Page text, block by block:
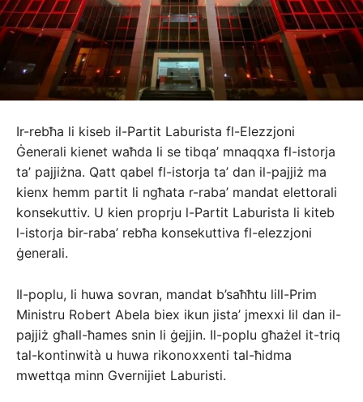
Ir-rebħa li kiseb il-Partit Laburista fl-Elezzjoni
Ġenerali kienet waħda li se tibqa’ mnaqqxa fl-istorja
ta’ pajjiżna. Qatt qabel fl-istorja ta’ dan il-pajjiż ma
kienx hemm partit li ngħata r-raba’ mandat elettorali
konsekuttiv. U kien proprju l-Partit Laburista li kiteb
l-istorja bir-raba’ rebħa konsekuttiva fl-elezzjoni
ġenerali.
Il-poplu, li huwa sovran, mandat b’saħħtu lill-Prim
Ministru Robert Abela biex ikun jista’ jmexxi lil dan il-
pajjiż għall-ħames snin li ġejjin. Il-poplu għażel it-triq
tal-kontinwità u huwa rikonoxxenti tal-ħidma
mwettqa minn Gvernijiet Laburisti.